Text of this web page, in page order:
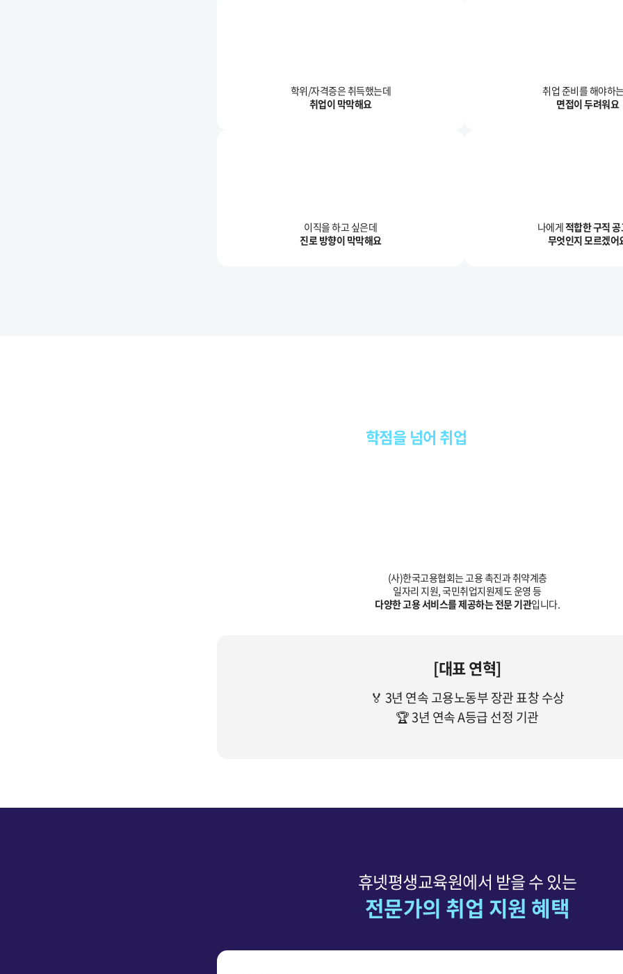
학위/자격증은 취득했는데
취업이 막막해요
취업 준비를 해야하
면접이 두려워요
이직을 하고 싶은데
진로 방향이 막막해요
나에게적합한 구직
무엇인지 모르겠어
학점을 넘어 취업
(사)한국고용협회는 고용 촉진과 취약계층
일자리 지원, 국민취업지원제도 운영 등
다양한 고용 서비스를 제공하는 전문 기관입니다.
[대표 연혁]
🏅 3년 연속 고용노동부 장관 표창 수상
🏆 3년 연속 A등급 선정 기관
휴넷평생교육원에서 받을 수 있는
전문가의 취업 지원 혜택